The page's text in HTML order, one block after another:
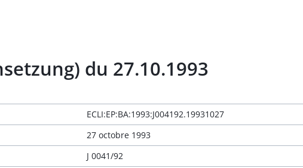
du 27.10.1993
ECLI:EP:BA:1993:J004192.19931027
27 octobre 1993
J 0041/92